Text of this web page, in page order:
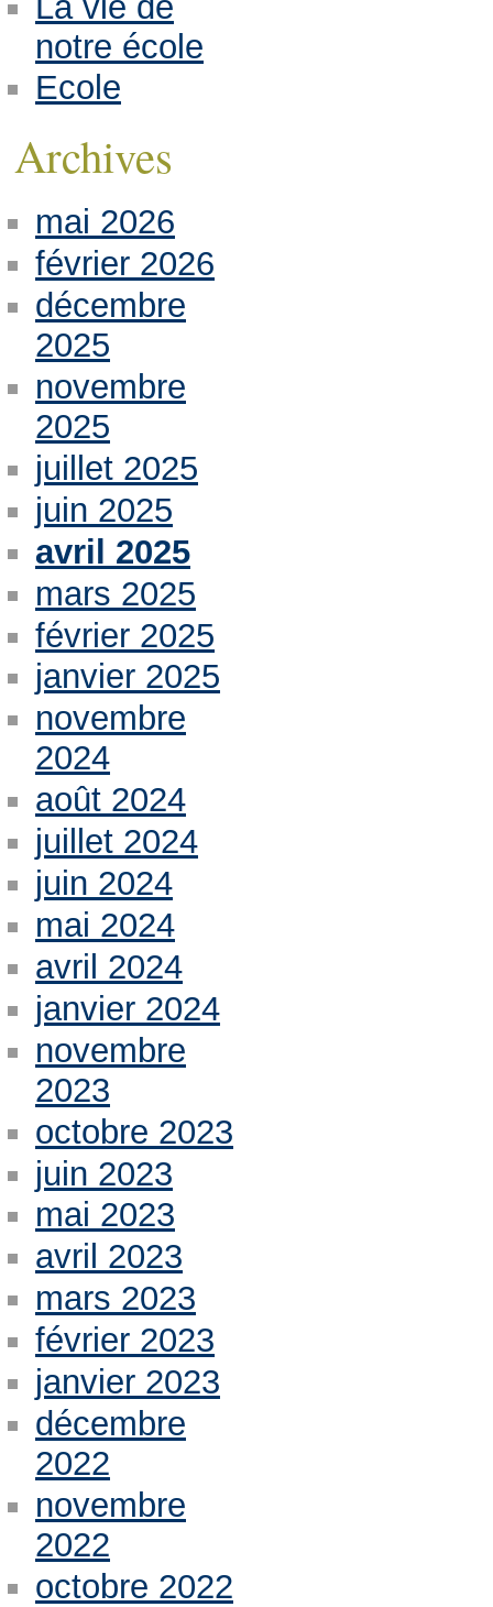
notre école
Ecole
Archives
mai 2026
février 2026
décembre
2025
novembre
2025
juillet 2025
juin 2025
avril 2025
mars 2025
février 2025
janvier 2025
novembre
2024
août 2024
juillet 2024
juin 2024
mai 2024
avril 2024
janvier 2024
novembre
2023
octobre 2023
juin 2023
mai 2023
avril 2023
mars 2023
février 2023
janvier 2023
décembre
2022
novembre
2022
octobre 2022